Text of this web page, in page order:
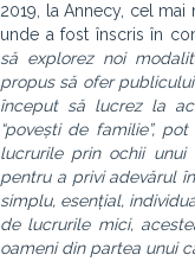
2019, la Annecy, cel
unde a fost înscris în
să explorez noi
propus să ofer
început să lucrez la
“povești de familie”,
lucrurile prin ochii
pentru a privi adevărul
simplu, esențial,
de lucrurile mici,
oameni din partea unui